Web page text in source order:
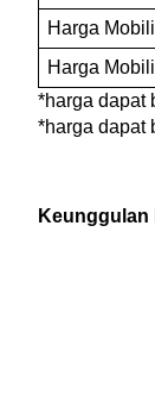
Harga
Harga
*harga dapat
*harga dapat
Keunggulan